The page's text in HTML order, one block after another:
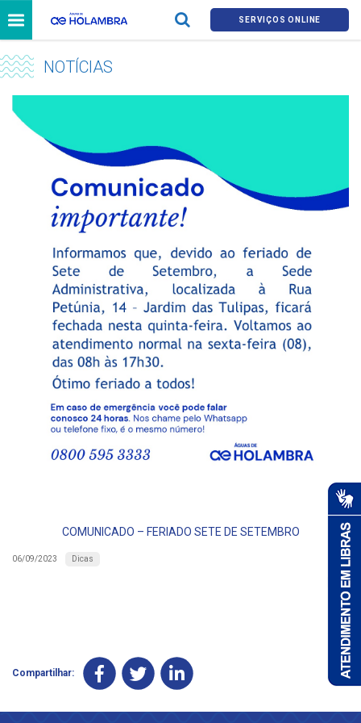
SERVIÇOS ONLINE
NOTÍCIAS
COMUNICADO – FERIADO SETE DE SETEMBRO
06/09/2023 Dicas
Compartilhar: